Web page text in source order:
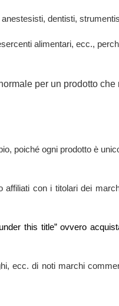
dentisti,
alimentari, ecc.,
per un prodotto
poiché ogni prodotto è
con i titolari dei
this title” ovvero
ecc. di noti marchi